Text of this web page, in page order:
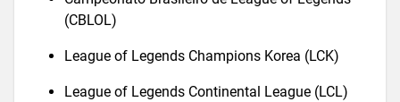
(CBLOL)
League of Legends Champions Korea (LCK)
League of Legends Continental League (LCL)